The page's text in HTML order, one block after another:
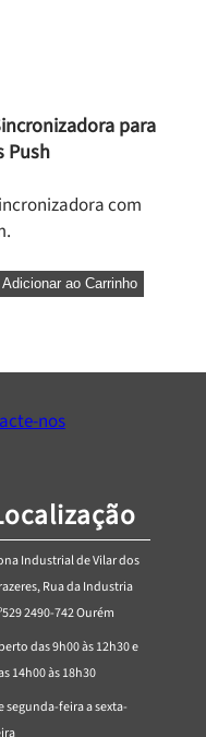
para
Push
com
Adicionar ao Carrinho
nos
Industrial de Vilar dos
Rua da Industria
2490-742 Ourém
das 9h00 às 12h30 e
14h00 às 18h30
segunda-feira a sexta-